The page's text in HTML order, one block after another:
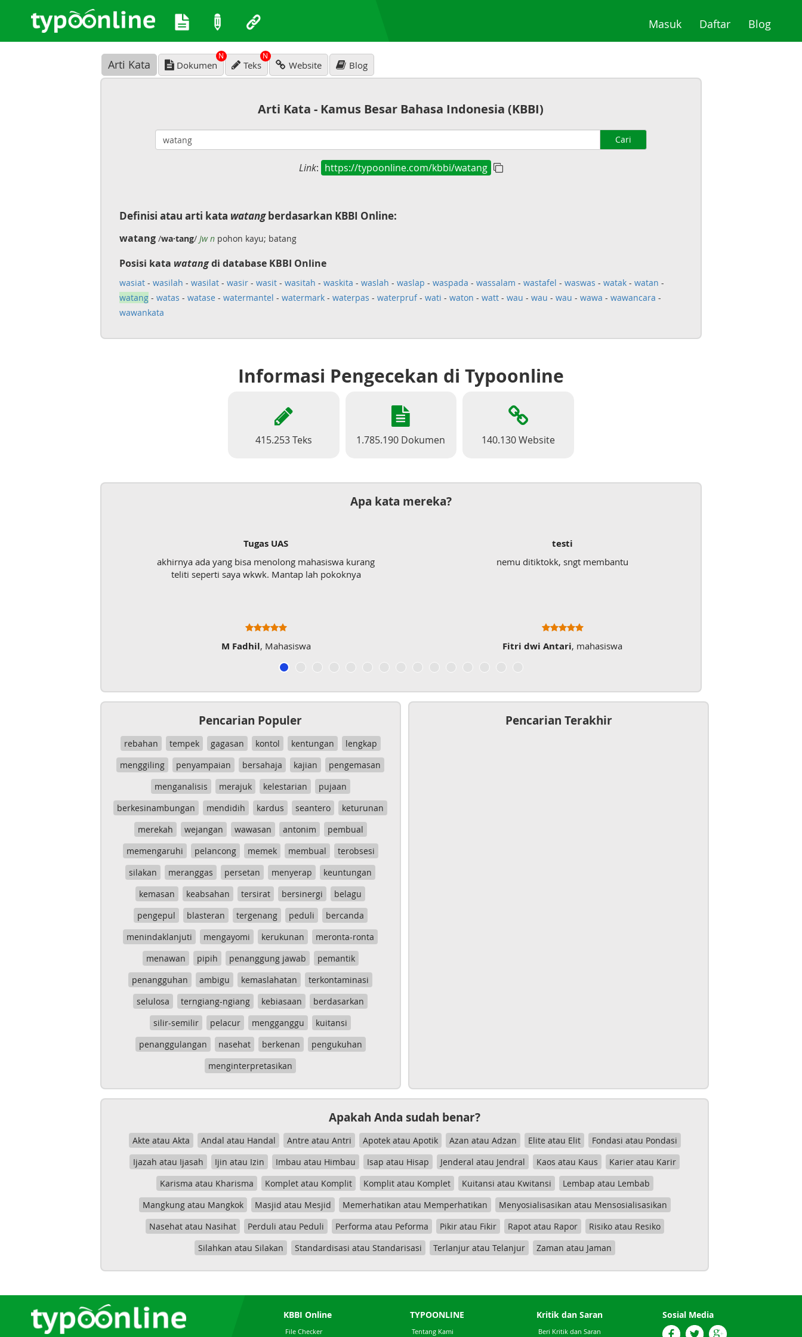
Masuk(current)
Daftar(current)
Blog
Arti Kata Dokumen
N
Teks
N
Website Blog
Arti Kata - Kamus Besar Bahasa Indonesia (KBBI)
Cari
Link: https://typoonline.com/kbbi/watang
Definisi atau arti kata watangberdasarkan KBBI Online:
watang/wa·tang/ Jw npohon kayu; batang
Posisi kata watangdi database KBBI Online
wasiat- wasilah - wasilat- wasir- wasit- wasitah - waskita - waslah - waslap - waspada - wassalam - wastafel - waswas - watak- watan -
watang- watas - watase - watermantel - watermark- waterpas - waterpruf- wati - waton - watt- wau - wau - wau - wawa - wawancara -
wawankata
Informasi Pengecekan di Typoonline
415.253 Teks 1.785.190 Dokumen 140.130 Website
Apa kata mereka?
Tugas UAS
akhirnya ada yang bisa menolong mahasiswa kurang
teliti seperti saya wkwk. Mantap lah pokoknya
M Fadhil, Mahasiswa
testi
nemu ditiktokk, sngt membantu
Fitri dwi Antari, mahasiswa
Pencarian Populer
rebahan tempek gagasan kontol kentungan
lengkap
menggiling
penyampaian bersahaja kajian
pengemasan
menganalisis
merajuk kelestarian
pujaan
berkesinambungan
mendidih kardus seantero
keturunan
merekah
wejangan wawasan antonim
pembual
memengaruhi
pelancong memek membual
terobsesi
silakan
meranggas persetan menyerap
keuntungan
kemasan
keabsahan tersirat bersinergi
belagu
pengepul
blasteran tergenang peduli
bercanda
menindaklanjuti
mengayomi kerukunan
meronta-ronta
menawan
pipih penanggung jawab
pemantik
penangguhan
ambigu kemaslahatan
terkontaminasi
selulosa
terngiang-ngiang kebiasaan
berdasarkan
silir-semilir
pelacur mengganggu
kuitansi
penanggulangan
nasehat berkenan
pengukuhan
menginterpretasikan
Pencarian Terakhir
Apakah Anda sudah benar?
Akte atau Akta Andal atau Handal Antre atau Antri Apotek atau Apotik Azan atau Adzan Elite atau Elit
Fondasi atau Pondasi
Ijazah atau Ijasah
Ijin atau Izin Imbau atau Himbau Isap atau Hisap Jenderal atau Jendral Kaos atau Kaus
Karier atau Karir
Karisma atau Kharisma
Komplet atau Komplit Komplit atau Komplet Kuitansi atau Kwitansi
Lembap atau Lembab
Mangkung atau Mangkok
Masjid atau Mesjid Memerhatikan atau Memperhatikan
Menyosialisasikan atau Mensosialisasikan
Nasehat atau Nasihat
Perduli atau Peduli Performa atau Peforma Pikir atau Fikir Rapot atau Rapor
Risiko atau Resiko
Silahkan atau Silakan
Standardisasi atau Standarisasi Terlanjur atau Telanjur Zaman atau Jaman
KBBI Online
File Checker
TYPOONLINE
Tentang Kami
Kritik dan Saran
Beri Kritik dan Saran
Sosial Media